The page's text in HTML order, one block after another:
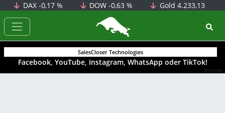
DAX -0,17 % DOW-0,63 % Gold 4.233,13
BörsenNEWS.de
SalesCloser Technologies
Facebook, YouTube, Instagram, WhatsApp oder TikTok!
Anzeige